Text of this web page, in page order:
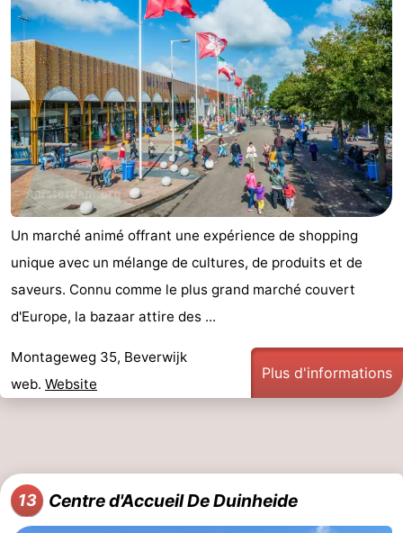
Un marché animé offrant une expérience de shopping
unique avec un mélange de cultures, de produits et de
saveurs. Connu comme le plus grand marché couvert
d'Europe, la bazaar attire des ...
Montageweg 35, Beverwijk
web. Website
Plus d'informations
13 Centre d'Accueil De Duinheide